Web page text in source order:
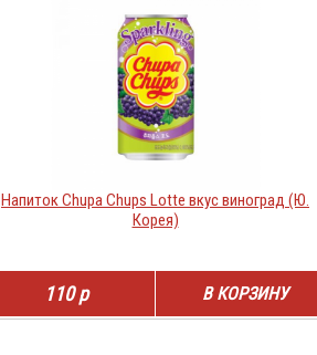
Напиток Chupa Chups Lotte вкус виноград (Ю.
Корея)
110 р В КОРЗИНУ